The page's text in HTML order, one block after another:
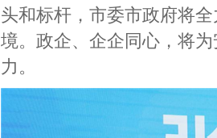
头和标杆，市委市政府将
境。政企、企企同心，将
力。